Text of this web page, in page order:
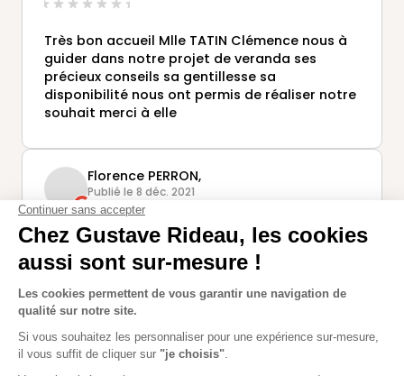
Très bon accueil Mlle TATIN Clémence nous à
guider dans notre projet de veranda ses
précieux conseils sa gentillesse sa
disponibilité nous ont permis de réaliser notre
souhait merci à elle
Florence PERRON,
Publié le 8 déc. 2021
Un grand merci à Jérôme BUREAU, pour sa
disponibilité, son professionnalisme et sa
gentillesse, merci également aux poseurs,
Produits de qualité, à la hauteur de nos
attentes.